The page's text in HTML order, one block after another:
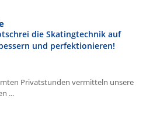
die Skatingtechnik auf
und perfektionieren!
Privatstunden vermitteln unsere
...